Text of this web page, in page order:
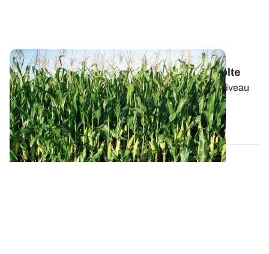
Maïs fourrage - Anticiper les dates de récolte
Bertrand Carpentier explique comment évaluer le niveau
de remplissage des grains de maïs...
11 AOÛT 2016